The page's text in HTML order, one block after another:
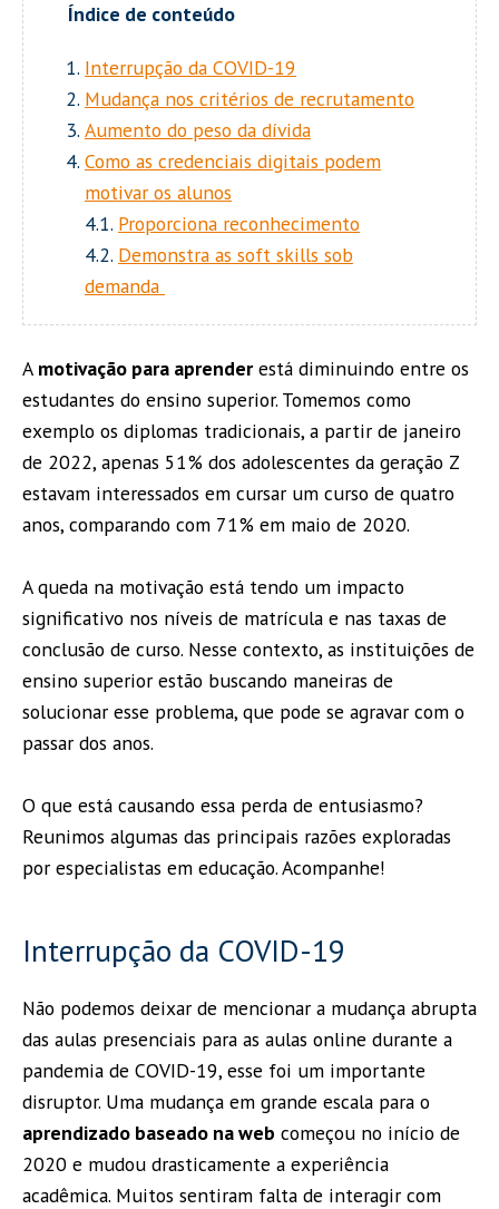
Interrupção da COVID-19
Mudança nos critérios de recrutamento
Aumento do peso da dívida
Como as credenciais digitais podem
motivar os alunos
4.1. Proporciona reconhecimento
4.2. Demonstra as soft skills sob
demanda
A motivação para aprenderestá diminuindo entre os
estudantes do ensino superior. Tomemos como
exemplo os diplomas tradicionais, a partir de janeiro
de 2022, apenas 51% dos adolescentes da geração Z
estavam interessados em cursar um curso de quatro
anos, comparando com 71% em maio de 2020.
A queda na motivação está tendo um impacto
significativo nos níveis de matrícula e nas taxas de
conclusão de curso. Nesse contexto, as instituições de
ensino superior estão buscando maneiras de
solucionar esse problema, que pode se agravar com o
passar dos anos.
O que está causando essa perda de entusiasmo?
Reunimos algumas das principais razões exploradas
por especialistas em educação. Acompanhe!
Interrupção da COVID-19
Não podemos deixar de mencionar a mudança abrupta
das aulas presenciais para as aulas online durante a
pandemia de COVID-19, esse foi um importante
disruptor. Uma mudança em grande escala para o
aprendizado baseado na web começou no início de
2020 e mudou drasticamente a experiência
acadêmica. Muitos sentiram falta de interagir com